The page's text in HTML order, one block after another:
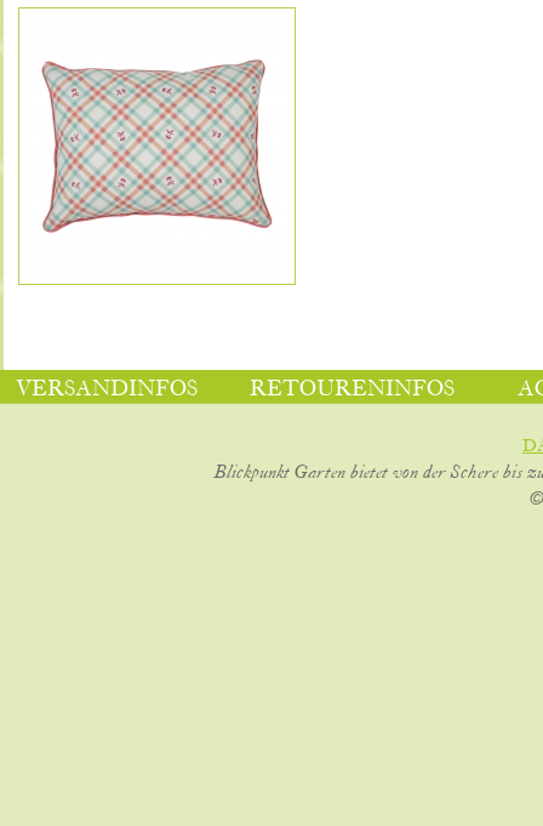
VERSANDINFOS RETOURENINFOS
Blickpunkt Garten bietet von der Schere bis